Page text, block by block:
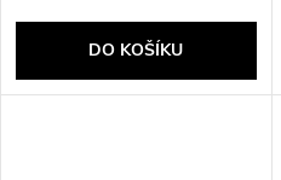
DO KOŠÍKU